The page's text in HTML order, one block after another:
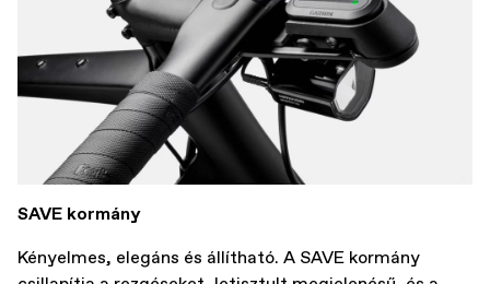
SAVE kormány
Kényelmes, elegáns és állítható. A SAVE kormány